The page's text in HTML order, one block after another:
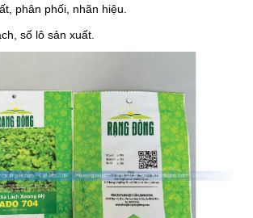
phân phối, nhãn hiệu.
số lô sản xuất.